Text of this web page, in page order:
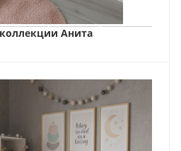
Анита